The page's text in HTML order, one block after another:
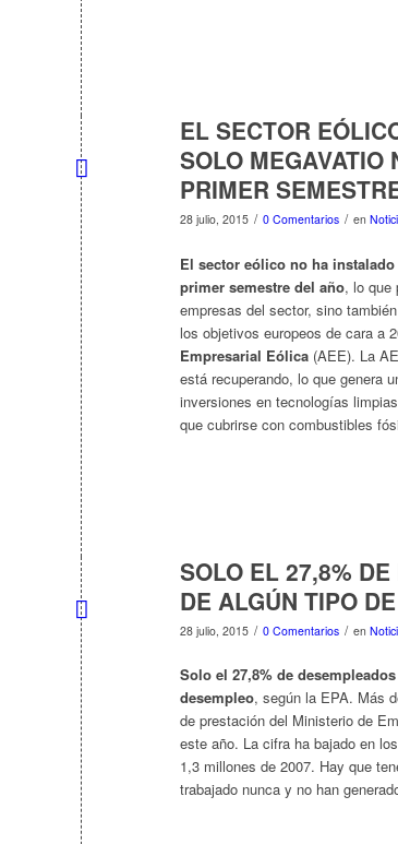
EL SECTOR
SOLO MEGAVATIO
PRIMER
28 julio, 2015 / 0 Comentarios / en
El sector eólico no ha
primer semestre del año, lo que
empresas del sector, sino
los objetivos europeos de cara a
Empresarial Eólica (AEE). La
está recuperando, lo que genera
inversiones en tecnologías
que cubrirse con combustibles
SOLO EL 27,8%
DE ALGÚN TIPO
28 julio, 2015 / 0 Comentarios / en
Solo el 27,8% de
desempleo, según la EPA. Más
de prestación del Ministerio de
este año. La cifra ha bajado en
1,3 millones de 2007. Hay que
trabajado nunca y no han